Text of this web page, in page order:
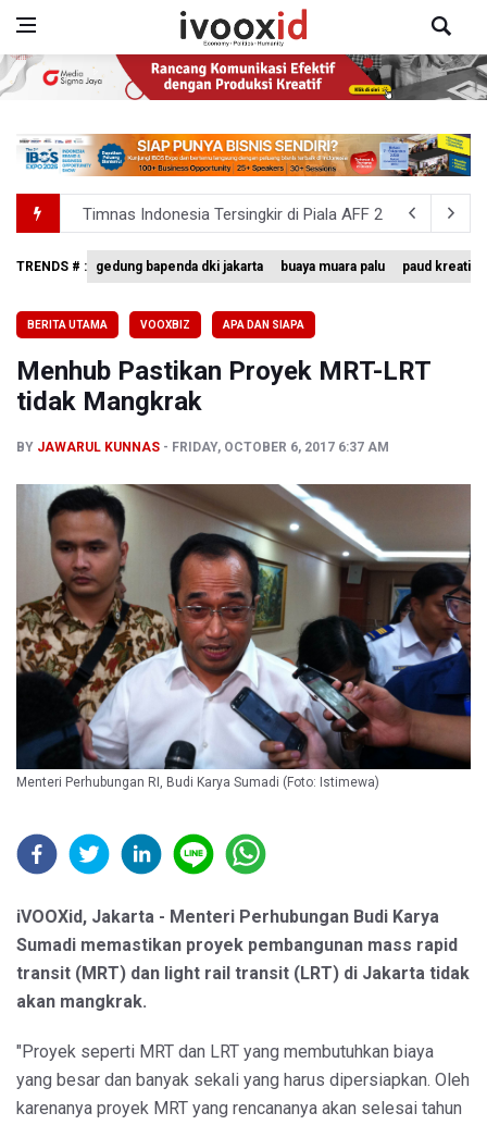
Timnas Indonesia Tersingkir di Piala AFF 2026 Setelah
Pemerintah Matangkan Rencana Pembaruan Buku Ajar
Kebakaran Landa Gedung Bapenda DKI Jakarta
PSSI Evaluasi TImnas Indonesia Setelah Gagal Tembus
TRENDS # : gedung bapenda dki jakarta buaya muara palu paud kreatif
BERITA UTAMA VOOXBIZ APA DAN SIAPA
Menhub Pastikan Proyek MRT-LRT
tidak Mangkrak
BY JAWARUL KUNNAS FRIDAY, OCTOBER 6, 2017 6:37 AM
Menteri Perhubungan RI, Budi Karya Sumadi (Foto: Istimewa)
iVOOXid, Jakarta - Menteri Perhubungan Budi Karya
Sumadi memastikan proyek pembangunan mass rapid
transit (MRT) dan light rail transit (LRT) di Jakarta tidak
akan mangkrak.
"Proyek seperti MRT dan LRT yang membutuhkan biaya
yang besar dan banyak sekali yang harus dipersiapkan. Oleh
karenanya proyek MRT yang rencananya akan selesai tahun